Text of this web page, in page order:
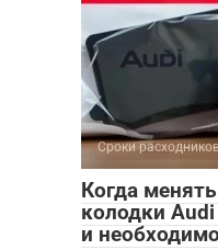
Сроки
Когда
колодки
и